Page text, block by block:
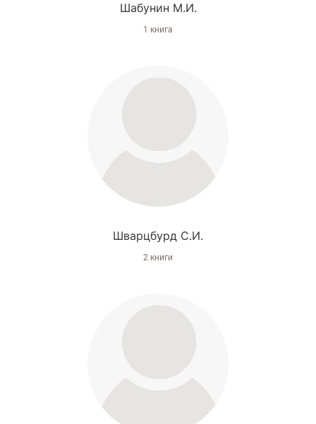
Шабунин М.И.
1 книга
Шварцбурд С.И.
2 книги